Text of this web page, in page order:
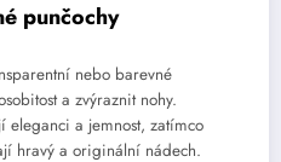
punčochy
nebo barevné
a zvýraznit nohy.
eleganci a jemnost, zatímco
hravý a originální nádech.